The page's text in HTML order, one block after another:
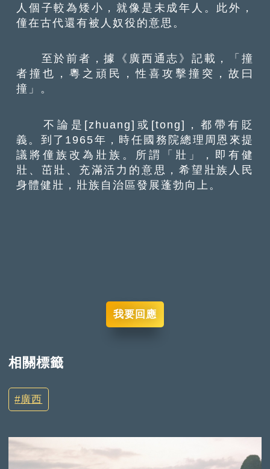
人個子較為矮小，就像是未成年人。此外，
僮在古代還有被人奴役的意思。
至於前者，據《廣西通志》記載，「撞
者撞也，粵之頑民，性喜攻擊撞突，故曰
撞」。
不論是[zhuang]或[tong]，都帶有貶
義。到了1965年，時任國務院總理周恩來提
議將僮族改為壯族。所謂「壯」，即有健
壯、茁壯、充滿活力的意思，希望壯族人民
身體健壯，壯族自治區發展蓬勃向上。
我要回應
相關標籤
廣西